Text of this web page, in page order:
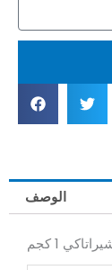
الوصف
1 كجم